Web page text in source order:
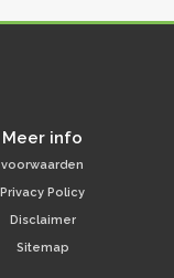
Meer info
voorwaarden
Privacy Policy
Disclaimer
Sitemap